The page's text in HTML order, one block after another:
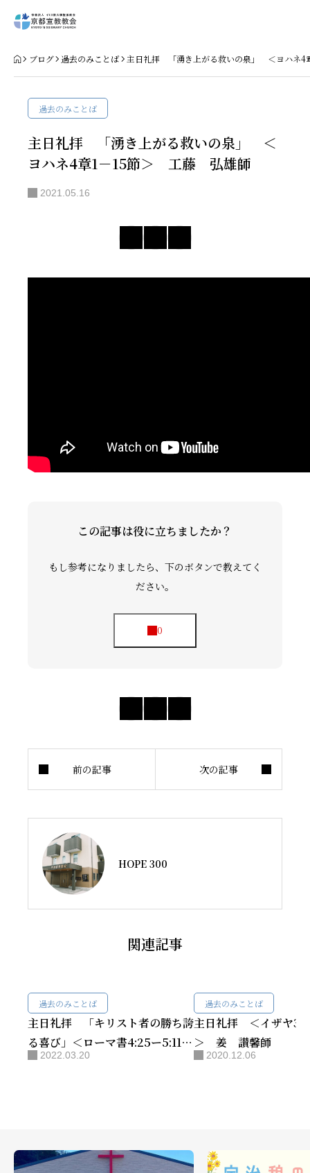
Home
牧師コラム
聖殿建築
ブログ 過去のみことば 主日礼拝 「湧き上がる救いの泉」 ＜ヨハネ
過去のみことば
主日礼拝 「湧き上がる救いの泉」 ＜
ヨハネ4章1－15節＞ 工藤 弘雄師
2021.05.16
この記事は役に立ちましたか？
もし参考になりましたら、下のボタンで教えてく
ださい。
HOPE 300
関連記事
過去のみことば
主日礼拝 「キリスト者の勝ち誇
る喜び」＜ローマ書4:25ー5:11
＞ 工藤 弘雄師
2022.03.20
過去のみことば
主日礼拝 ＜イザヤ38
＞ 姜 讃馨師
2020.12.06